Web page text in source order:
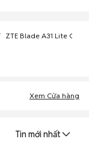
ZTE Blade A31 Lite Cao
Xem Cửa hàng
Tin mới nhất